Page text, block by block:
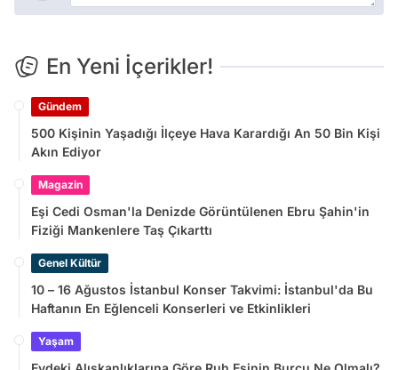
En Yeni İçerikler!
Gündem
500 Kişinin Yaşadığı İlçeye Hava Karardığı An 50 Bin Kişi
Akın Ediyor
Magazin
Eşi Cedi Osman'la Denizde Görüntülenen Ebru Şahin'in
Fiziği Mankenlere Taş Çıkarttı
Genel Kültür
10 – 16 Ağustos İstanbul Konser Takvimi: İstanbul'da Bu
Haftanın En Eğlenceli Konserleri ve Etkinlikleri
Yaşam